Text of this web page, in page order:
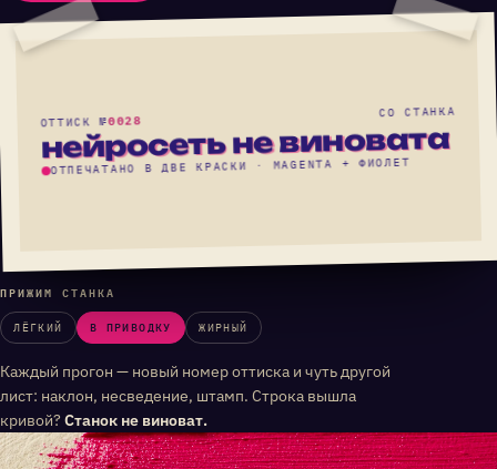
ЛЁГКИЙ В ПРИВОДКУ ЖИРНЫЙ
ОТТИСК №0028 СО СТАНКА
нейросеть не виновата
ОТПЕЧАТАНО В ДВЕ КРАСКИ · MAGENTA + ФИОЛЕТ